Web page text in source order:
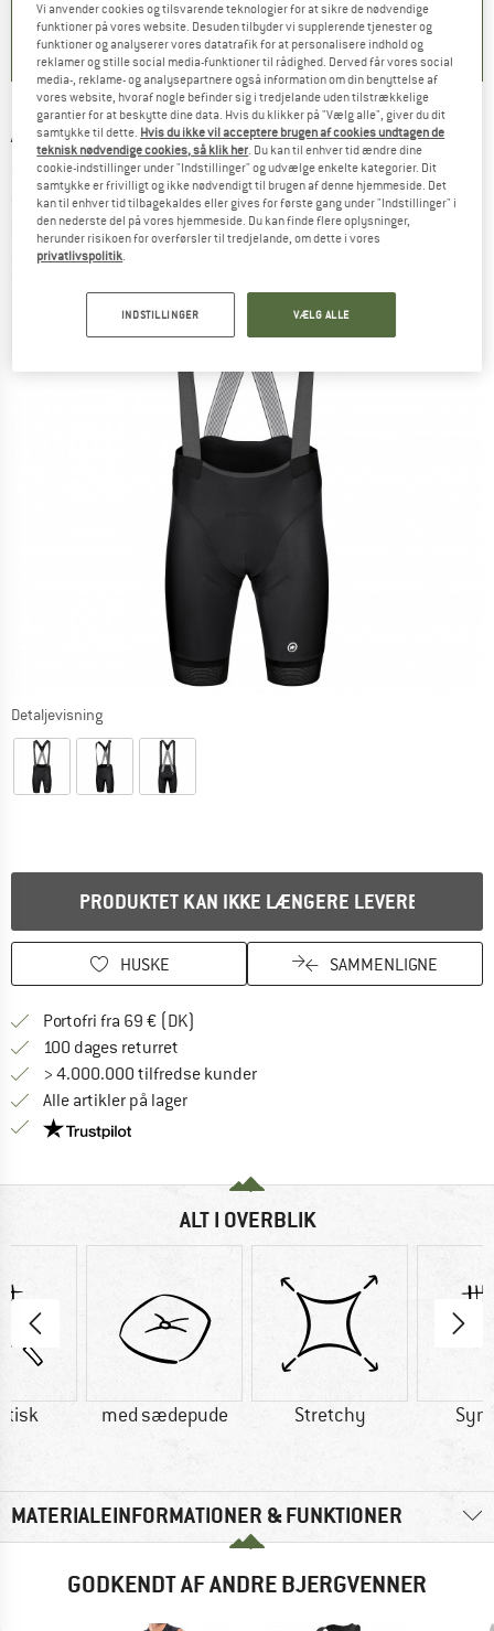
) 0,0(0) 0,0(0)
ASSOS - Equipe RS Bib Shorts S9 Werksteam
- Cykelbukser
(0)
Detaljevisning
PRODUKTET KAN IKKE LÆNGERE LEVERES
HUSKE SAMMENLIGNE
Portofri fra 69 € (DK)
100 dages returret
> 4.000.000 tilfredse kunder
Alle artikler på lager
Vi er Trustpilot-certificeret - oplysningerne får du
ALT I OVERBLIK
med sædepude Stretchy
MATERIALEINFORMATIONER & FUNKTIONER
GODKENDT AF ANDRE BJERGVENNER
Vi anvender cookies og tilsvarende teknologier for at sikre de nødvendige
funktioner på vores website. Desuden tilbyder vi supplerende tjenester og
funktioner og analyserer vores datatrafik for at personalisere indhold og
reklamer og stille social media-funktioner til rådighed. Derved får vores social
media-, reklame- og analysepartnere også information om din benyttelse af
vores website, hvoraf nogle befinder sig i tredjelande uden tilstrækkelige
garantier for at beskytte dine data. Hvis du klikker på "Vælg alle", giver du dit
samtykke til dette. Hvis du ikke vil acceptere brugen af cookies undtagen de
teknisk nødvendige cookies, så klik her. Du kan til enhver tid ændre dine
cookie-indstillinger under "Indstillinger" og udvælge enkelte kategorier. Dit
samtykke er frivilligt og ikke nødvendigt til brugen af denne hjemmeside. Det
kan til enhver tid tilbagekaldes eller gives for første gang under "Indstillinger" i
den nederste del på vores hjemmeside. Du kan finde flere oplysninger,
herunder risikoen for overførsler til tredjelande, om dette i vores
privatlivspolitik.
INDSTILLINGER VÆLG ALLE